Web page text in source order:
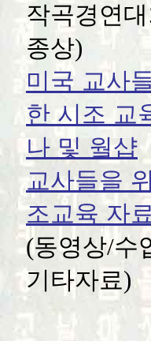
작곡경연
종상)
미국 교사
한 시조 교
나 및 웤샵
교사들을
조교육 자
(동영상/수
기타자료)